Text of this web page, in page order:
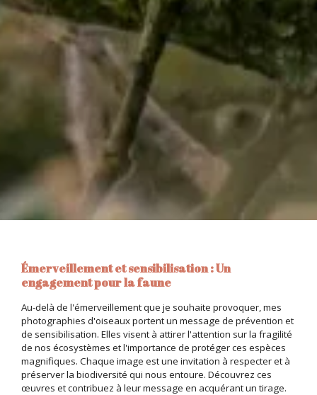
Émerveillement et sensibilisation : Un
engagement pour la faune
Au-delà de l'émerveillement que je souhaite provoquer, mes
photographies d'oiseaux portent un message de prévention et
de sensibilisation. Elles visent à attirer l'attention sur la fragilité
de nos écosystèmes et l'importance de protéger ces espèces
magnifiques. Chaque image est une invitation à respecter et à
préserver la biodiversité qui nous entoure. Découvrez ces
œuvres et contribuez à leur message en acquérant un tirage.